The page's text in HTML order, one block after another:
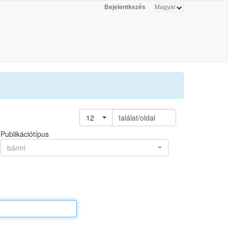
Bejelentkezés
12
találat/oldal
Publikációtípus
bármi